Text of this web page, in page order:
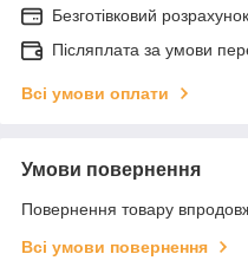
Безготівковий
Післяплата за умови
Всі умови оплати
Умови повернення
Повернення товару
Всі умови повернення